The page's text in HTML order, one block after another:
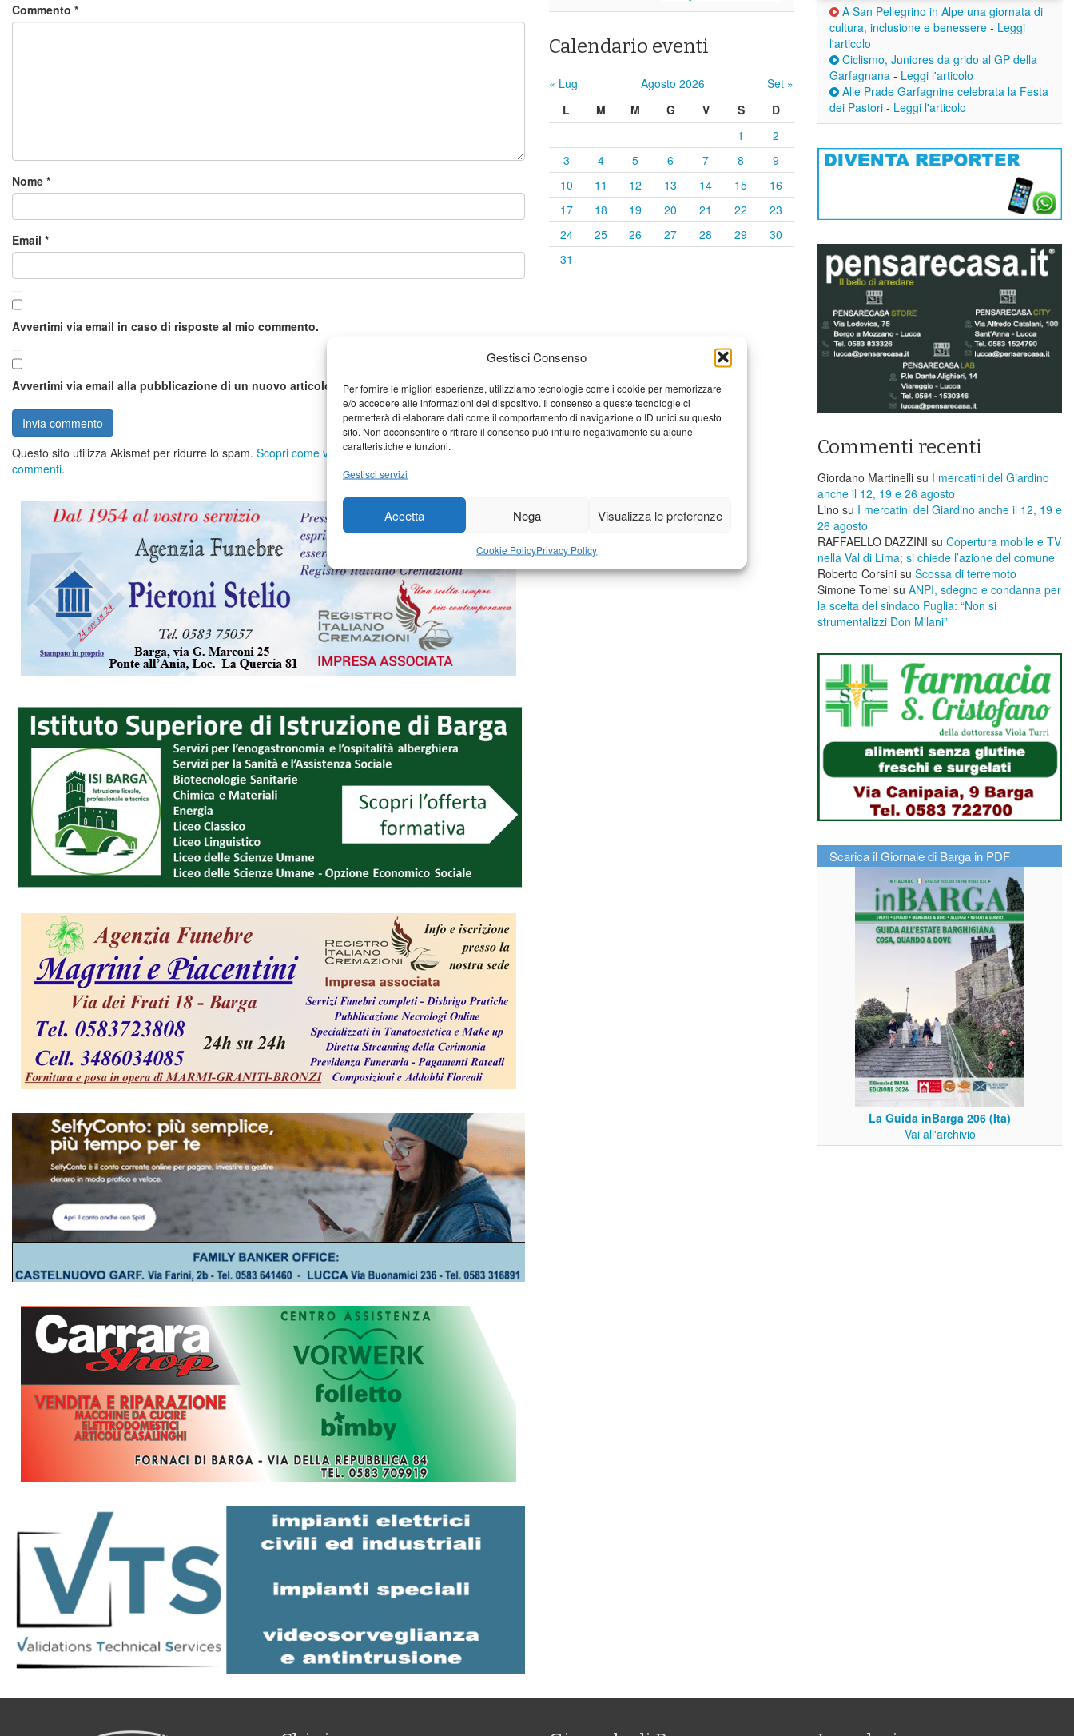
Gestisci Consenso
Per fornire le migliori esperienze, utilizziamo tecnologie come i cookie per memorizzare
e/o accedere alle informazioni del dispositivo. Il consenso a queste tecnologie ci
permetterà di elaborare dati come il comportamento di navigazione o ID unici su questo
sito. Non acconsentire o ritirare il consenso può influire negativamente su alcune
caratteristiche e funzioni.
Gestisci servizi
Accetta Nega Visualizza le preferenze
Cookie PolicyPrivacy Policy
Commento *
Nome *
Email *
Avvertimi via email in caso di risposte al mio commento.
Avvertimi via email alla pubblicazione di un nuovo articolo.
Questo sito utilizza Akismet per ridurre lo spam. Scopri come vengono elaborati i dati derivati dai
commenti.
Calendario eventi
« Lug Agosto 2026
Set »
L
M M G V S
D
1
2
3
4 5 6 7 8
9
10
11 12 13 14 15
16
17
18 19 20 21 22
23
24
25 26 27 28 29
30
31
A San Pellegrino in Alpe una giornata di
cultura, inclusione e benessere - Leggi
l'articolo
Ciclismo, Juniores da grido al GP della
Garfagnana - Leggi l'articolo
Alle Prade Garfagnine celebrata la Festa
dei Pastori - Leggi l'articolo
Commenti recenti
Giordano Martinelli su I mercatini del Giardino
anche il 12, 19 e 26 agosto
Lino su I mercatini del Giardino anche il 12, 19 e
26 agosto
RAFFAELLO DAZZINI su ​Copertura mobile e TV
nella Val di Lima; si chiede l’azione del comune
Roberto Corsini su Scossa di terremoto
Simone Tomei su ANPI, sdegno e condanna per
la scelta del sindaco Puglia: “Non si
strumentalizzi Don Milani”
Scarica il Giornale di Barga in PDF
La Guida inBarga 206 (Ita)
Vai all'archivio